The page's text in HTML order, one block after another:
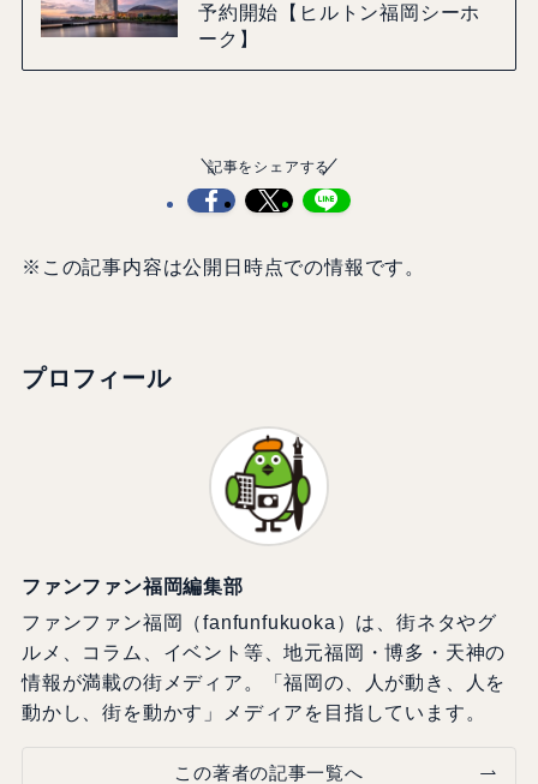
予約開始【ヒルトン福岡シーホ
ーク】
記事をシェアする
※この記事内容は公開日時点での情報です。
プロフィール
ファンファン福岡編集部
ファンファン福岡（fanfunfukuoka）は、街ネタやグ
ルメ、コラム、イベント等、地元福岡・博多・天神の
情報が満載の街メディア。「福岡の、人が動き、人を
動かし、街を動かす」メディアを目指しています。
この著者の記事一覧へ